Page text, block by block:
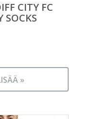
CITY FC
SOCKS
»